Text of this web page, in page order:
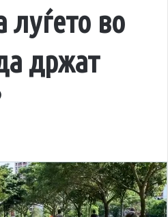
во
држат